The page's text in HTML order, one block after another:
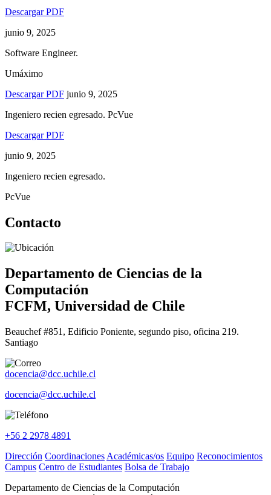
Descargar PDF
junio 9, 2025
Software Engineer.
Umáximo
Descargar PDF junio 9, 2025
Ingeniero recien egresado. PcVue
Descargar PDF
junio 9, 2025
Ingeniero recien egresado.
PcVue
Contacto
Departamento de Ciencias de la
Computación
FCFM, Universidad de Chile
Beauchef #851, Edificio Poniente, segundo piso, oficina 219.
Santiago
docencia@dcc.uchile.cl
docencia@dcc.uchile.cl
+56 2 2978 4891
Dirección Coordinaciones Académicas/os Equipo Reconocimientos
Campus Centro de Estudiantes Bolsa de Trabajo
Departamento de Ciencias de la Computación